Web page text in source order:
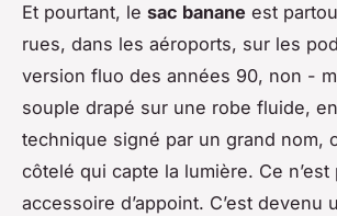
Et pourtant, le sac banane est
rues, dans les aéroports, sur les
version fluo des années 90, non -
souple drapé sur une robe fluide,
technique signé par un grand nom,
côtelé qui capte la lumière. Ce n’est
accessoire d’appoint. C’est devenu